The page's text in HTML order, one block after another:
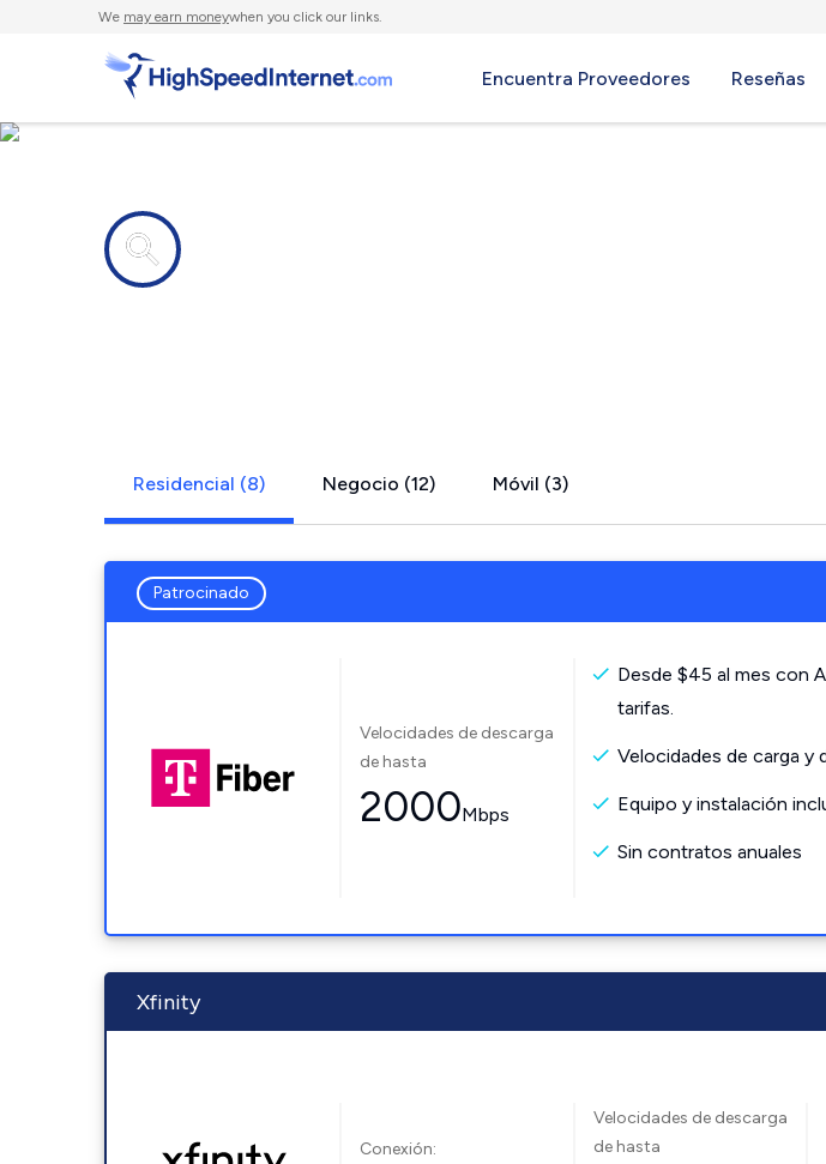
We may earn moneywhen you click our links.
Encuentra Proveedores Reseñas
Residencial (8) Negocio (12) Móvil (3)
Patrocinado
Velocidades de descarga
de hasta
2000Mbps
Desde $45 al mes con
tarifas.
Velocidades de carga y
Equipo y instalación
Sin contratos anuales
Xfinity
Conexión:
Velocidades de descarga
de hasta